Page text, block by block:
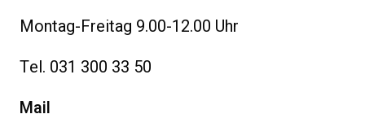
Montag-Freitag 9.00-12.00 Uhr
Tel. 031 300 33 50
Mail